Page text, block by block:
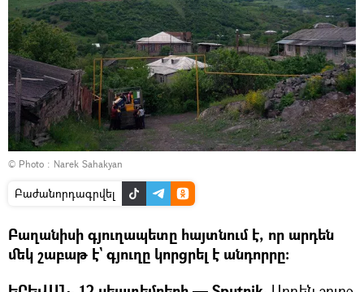
© Photo : Narek Sahakyan
Բաժանորդագրվել
Բաղանիսի գյուղապետը հայտնում է, որ արդեն
մեկ շաբաթ է` գյուղը կորցրել է անդորրը։